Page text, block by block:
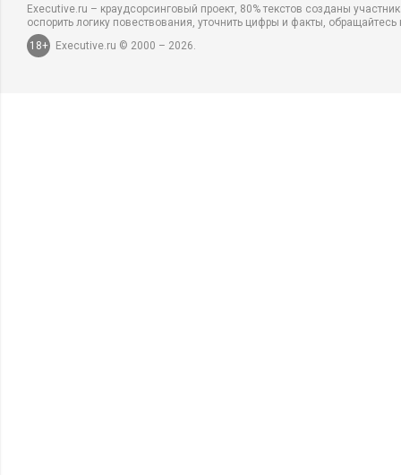
Executive.ru – краудсорсинговый проект, 80% текстов созданы
оспорить логику повествования, уточнить цифры и факты,
18+
Executive.ru © 2000 – 2026.